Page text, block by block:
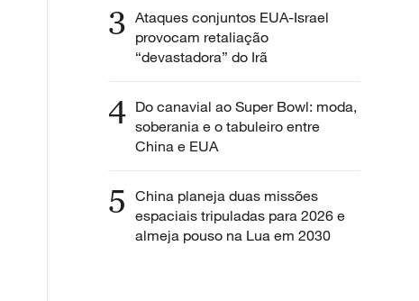
3 Ataques conjuntos EUA-Israel
provocam retaliação
“devastadora” do Irã
4 Do canavial ao Super Bowl: moda,
soberania e o tabuleiro entre
China e EUA
5 China planeja duas missões
espaciais tripuladas para 2026 e
almeja pouso na Lua em 2030